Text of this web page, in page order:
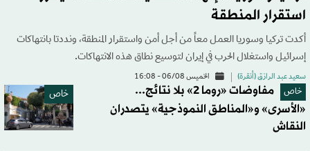
استقرار المنطقة
أكدت تركيا وسوريا العمل معاً من أجل أمن واستقرار المنطقة، ونددتا بانتهاكات
إسرائيل واستغلال الحرب في إيران لتوسيع نطاق هذه الانتهاكات.
سعيد عبد الرازق (أنقرة) الخميس 06/08 - 16:08
خاص خاص
مفاوضات «روما 2» بلا نتائج...
«الأسرى» و«المناطق النموذجية» يتصدران
النقاش